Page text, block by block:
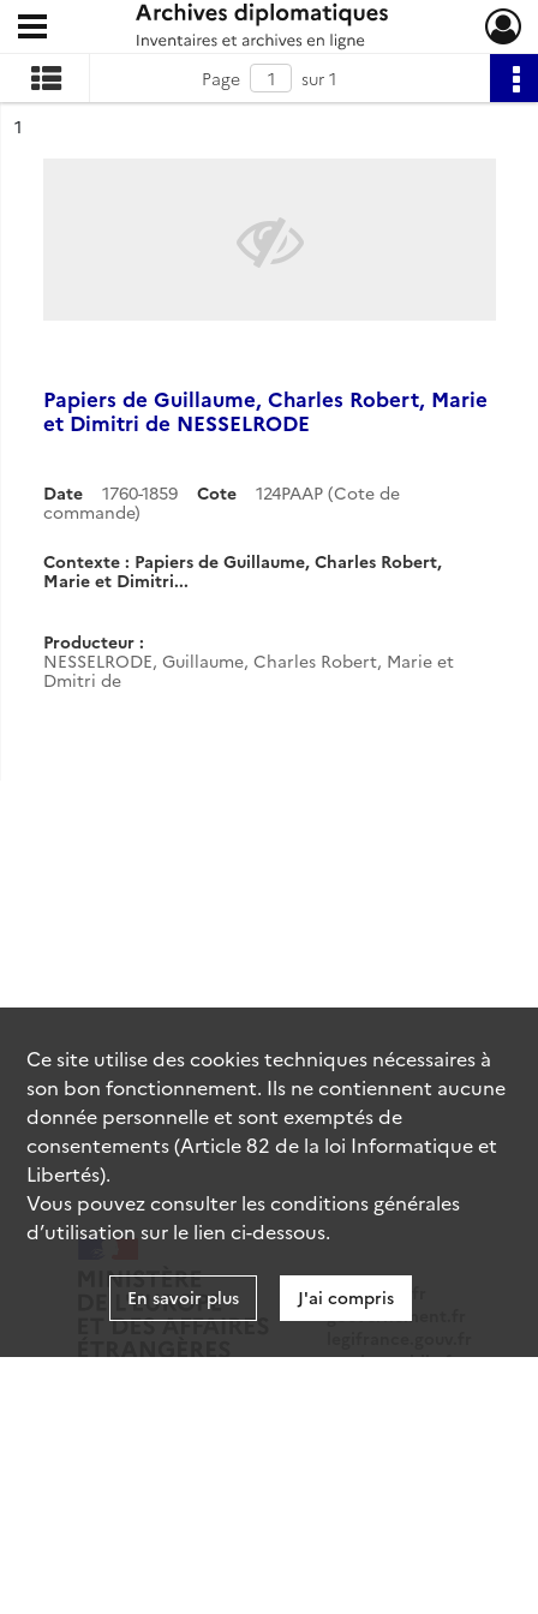
Archives diplomatiques
Ouvrir le menu déroulant
Page
sur 1
n°
1
Papiers de Guillaume, Charles Robert, Marie
et Dimitri de NESSELRODE
Date 1760-1859 Cote
124PAAP (Cote de
commande)
Contexte : Papiers de Guillaume, Charles Robert,
Marie et Dimitri...
Producteur :
NESSELRODE, Guillaume, Charles Robert, Marie et
Dmitri de
data.gouv.fr
gouvernement.fr
service-public.fr
Ce site utilise descookiestechniques nécessaires à
son bon fonctionnement. Ils ne contiennent aucune
donnée personnelle et sont exemptés de
consentements (Article 82 de la loi Informatique et
Libertés).
Vous pouvez consulter les conditions générales
d’utilisation sur le lien ci-dessous.
En savoir plus J'ai compris